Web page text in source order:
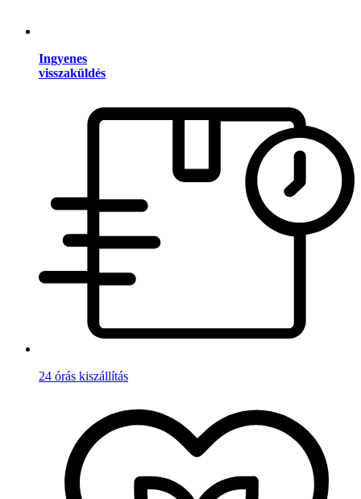
Ingyenes
visszaküldés
24 órás kiszállítás